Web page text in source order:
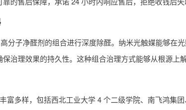
分子净醛剂的组合进行深度除醛。纳米光触媒能够在
保治理效果的持久性。这种组合治理方式能够从根源
富多样，包括西北工业大学 4 个二级学院、南飞鸿集